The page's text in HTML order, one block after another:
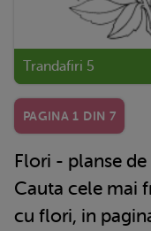
Trandafiri 5
PAGINA 1 DIN 7
Flori - planse
Cauta cele mai
cu flori, in